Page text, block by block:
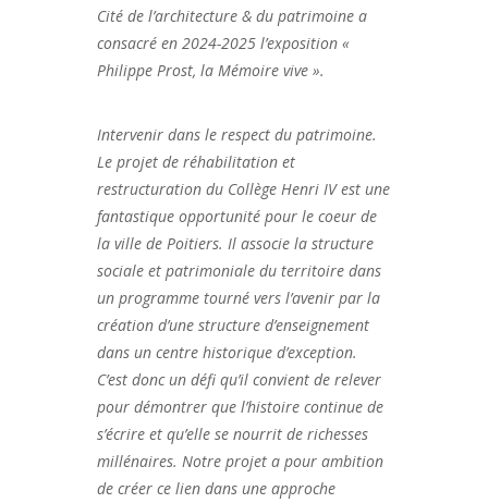
Cité de l’architecture & du patrimoine a
consacré en 2024-2025 l’exposition «
Philippe Prost, la Mémoire vive ».
Intervenir dans le respect du patrimoine.
Le projet de réhabilitation et
restructuration du Collège Henri IV est une
fantastique opportunité pour le coeur de
la ville de Poitiers. Il associe la structure
sociale et patrimoniale du territoire dans
un programme tourné vers l’avenir par la
création d’une structure d’enseignement
dans un centre historique d’exception.
C’est donc un défi qu’il convient de relever
pour démontrer que l’histoire continue de
s’écrire et qu’elle se nourrit de richesses
millénaires. Notre projet a pour ambition
de créer ce lien dans une approche